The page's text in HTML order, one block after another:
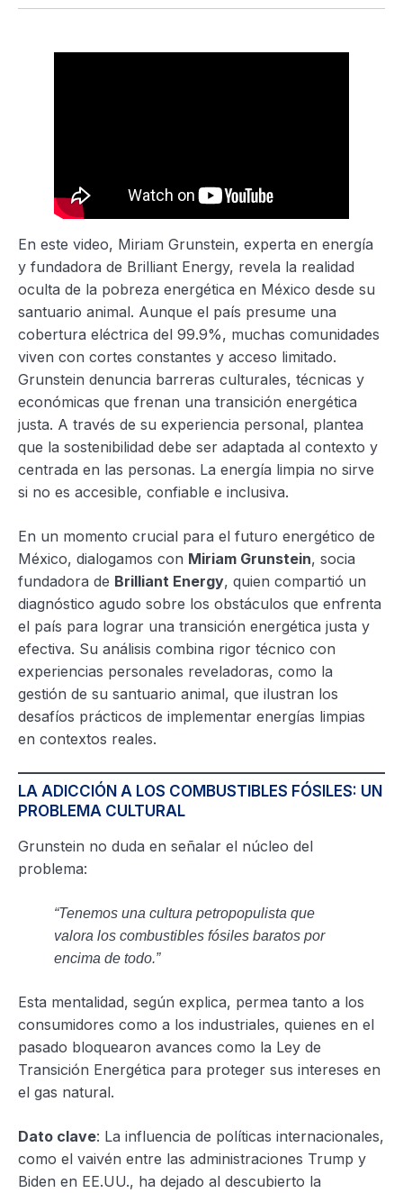
En este video, Miriam Grunstein, experta en energía
y fundadora de Brilliant Energy, revela la realidad
oculta de la pobreza energética en México desde su
santuario animal. Aunque el país presume una
cobertura eléctrica del 99.9%, muchas comunidades
viven con cortes constantes y acceso limitado.
Grunstein denuncia barreras culturales, técnicas y
económicas que frenan una transición energética
justa. A través de su experiencia personal, plantea
que la sostenibilidad debe ser adaptada al contexto y
centrada en las personas. La energía limpia no sirve
si no es accesible, confiable e inclusiva.
En un momento crucial para el futuro energético de
México, dialogamos con Miriam Grunstein, socia
fundadora de Brilliant Energy, quien compartió un
diagnóstico agudo sobre los obstáculos que enfrenta
el país para lograr una transición energética justa y
efectiva. Su análisis combina rigor técnico con
experiencias personales reveladoras, como la
gestión de su santuario animal, que ilustran los
desafíos prácticos de implementar energías limpias
en contextos reales.
LA ADICCIÓN A LOS COMBUSTIBLES FÓSILES: UN
PROBLEMA CULTURAL
Grunstein no duda en señalar el núcleo del
problema:
“Tenemos una cultura petropopulista que
valora los combustibles fósiles baratos por
encima de todo.”
Esta mentalidad, según explica, permea tanto a los
consumidores como a los industriales, quienes en el
pasado bloquearon avances como la Ley de
Transición Energética para proteger sus intereses en
el gas natural.
Dato clave: La influencia de políticas internacionales,
como el vaivén entre las administraciones Trump y
Biden en EE.UU., ha dejado al descubierto la